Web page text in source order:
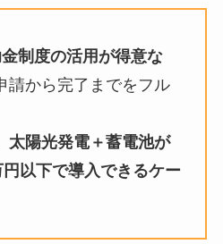
制度の活用が得意な
請から完了までをフル
太陽光発電＋蓄電池が
以下で導入できるケー